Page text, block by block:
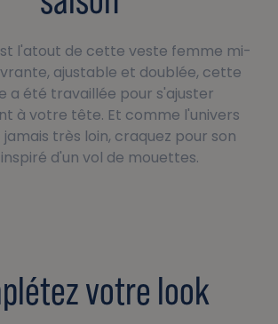
l'atout de cette veste femme mi-
ajustable et doublée, cette
a été travaillée pour s'ajuster
à votre tête. Et comme l'univers
très loin, craquez pour son
d'un vol de mouettes.
votre look